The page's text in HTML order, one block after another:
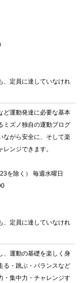
定員に達していなけれ
ど運動発達に必要な基本
ミズノ独自の運動プログ
ながら安全に、そして楽
レンジできます。
を除く） 毎週水曜日
定員に達していなけれ
、運動の基礎を楽しく身
る・跳ぶ・バランスなど
・集中力・チャレンジす